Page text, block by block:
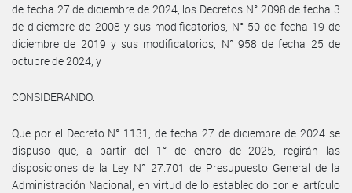
de fecha 27 de diciembre de 2024, los Decretos N° 2098 de fecha 3
de diciembre de 2008 y sus modificatorios, N° 50 de fecha 19 de
diciembre de 2019 y sus modificatorios, N° 958 de fecha 25 de
octubre de 2024, y
CONSIDERANDO:
Que por el Decreto N° 1131, de fecha 27 de diciembre de 2024 se
dispuso que, a partir del 1° de enero de 2025, regirán las
disposiciones de la Ley N° 27.701 de Presupuesto General de la
Administración Nacional, en virtud de lo establecido por el artículo